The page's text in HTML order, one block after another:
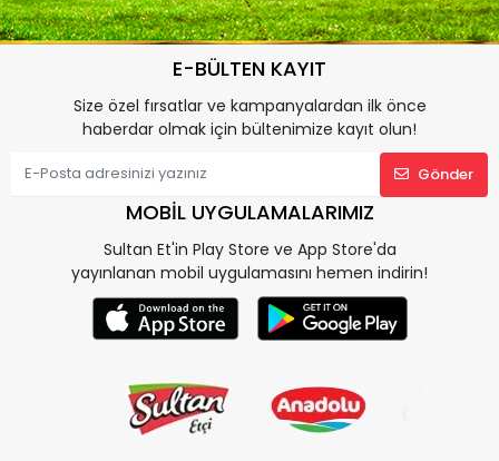
E-BÜLTEN KAYIT
Size özel fırsatlar ve kampanyalardan ilk önce
haberdar olmak için bültenimize kayıt olun!
Gönder
MOBİL UYGULAMALARIMIZ
Sultan Et'in Play Store ve App Store'da
yayınlanan mobil uygulamasını hemen indirin!